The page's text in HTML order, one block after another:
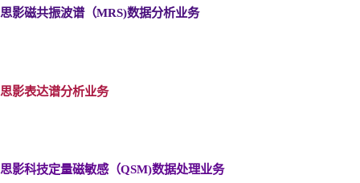
思影磁共振波谱（MRS)数据分析业务
思影表达谱分析业务
思影科技定量磁敏感（QSM)数据处理业务